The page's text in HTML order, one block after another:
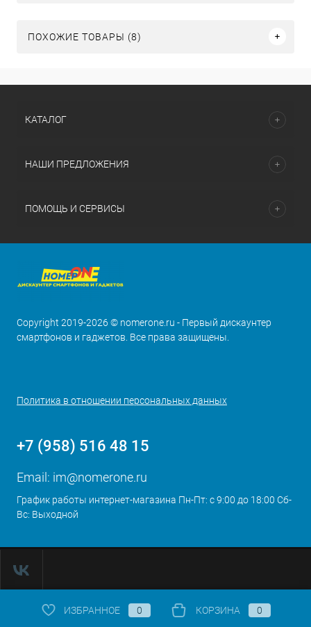
ПОХОЖИЕ ТОВАРЫ (8)
КАТАЛОГ
НАШИ ПРЕДЛОЖЕНИЯ
ПОМОЩЬ И СЕРВИСЫ
Copyright 2019-2026 © nomerone.ru - Первый дискаунтер
смартфонов и гаджетов. Все права защищены.
Политика в отношении персональных данных
+7 (958) 516 48 15
Email: im@nomerone.ru
График работы интернет-магазина Пн-Пт: с 9:00 до 18:00 Сб-
Вс: Выходной
ИЗБРАННОЕ 0 КОРЗИНА 0